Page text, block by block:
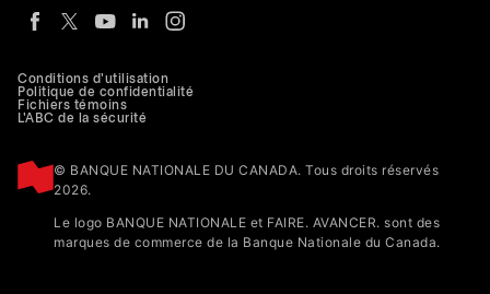
Conditions d'utilisation
Politique de confidentialité
Fichiers témoins
L'ABC de la sécurité
© BANQUE NATIONALE DU CANADA. Tous droits réservés
2026.
Le logo BANQUE NATIONALE et FAIRE. AVANCER. sont des
marques de commerce de la Banque Nationale du Canada.